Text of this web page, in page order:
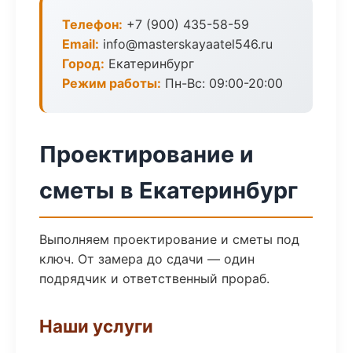
Телефон: +7 (900) 435-58-59
Email: info@masterskayaatel546.ru
Город: Екатеринбург
Режим работы: Пн-Вс: 09:00-20:00
Проектирование и
сметы в Екатеринбург
Выполняем проектирование и сметы под
ключ. От замера до сдачи — один
подрядчик и ответственный прораб.
Наши услуги